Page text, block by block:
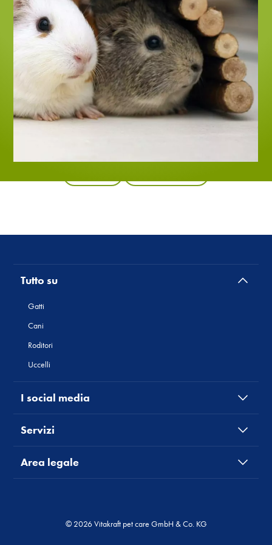
Tutto su
Gatti
Cani
Roditori
Uccelli
I social media
Servizi
Area legale
© 2026 Vitakraft pet care GmbH & Co. KG